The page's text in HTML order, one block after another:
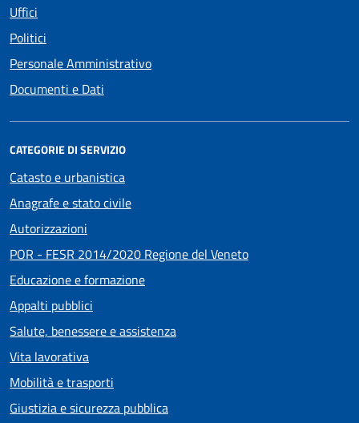
Uffici
Politici
Personale Amministrativo
Documenti e Dati
CATEGORIE DI SERVIZIO
Catasto e urbanistica
Anagrafe e stato civile
Autorizzazioni
POR - FESR 2014/2020 Regione del Veneto
Educazione e formazione
Appalti pubblici
Salute, benessere e assistenza
Vita lavorativa
Mobilità e trasporti
Giustizia e sicurezza pubblica